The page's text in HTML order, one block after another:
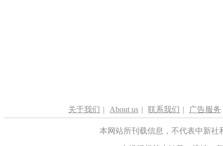
关于我们 | About us | 联系我们 | 广告服务
本网站所刊载信息，不代表中新